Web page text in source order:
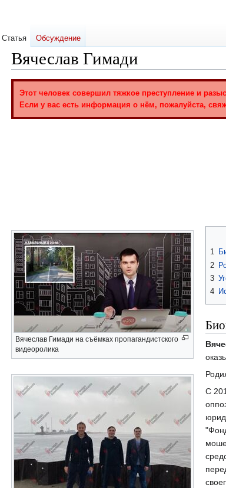
Вячеслав Гимади
навигации
Этот человек совершил тяжкое преступление и
Если у вас есть информация о нём, пожалуйста,
Вячеслав Гимади на съёмках пропагандистского
видеоролика
1
2
3
4
С
Статья Обсуждение